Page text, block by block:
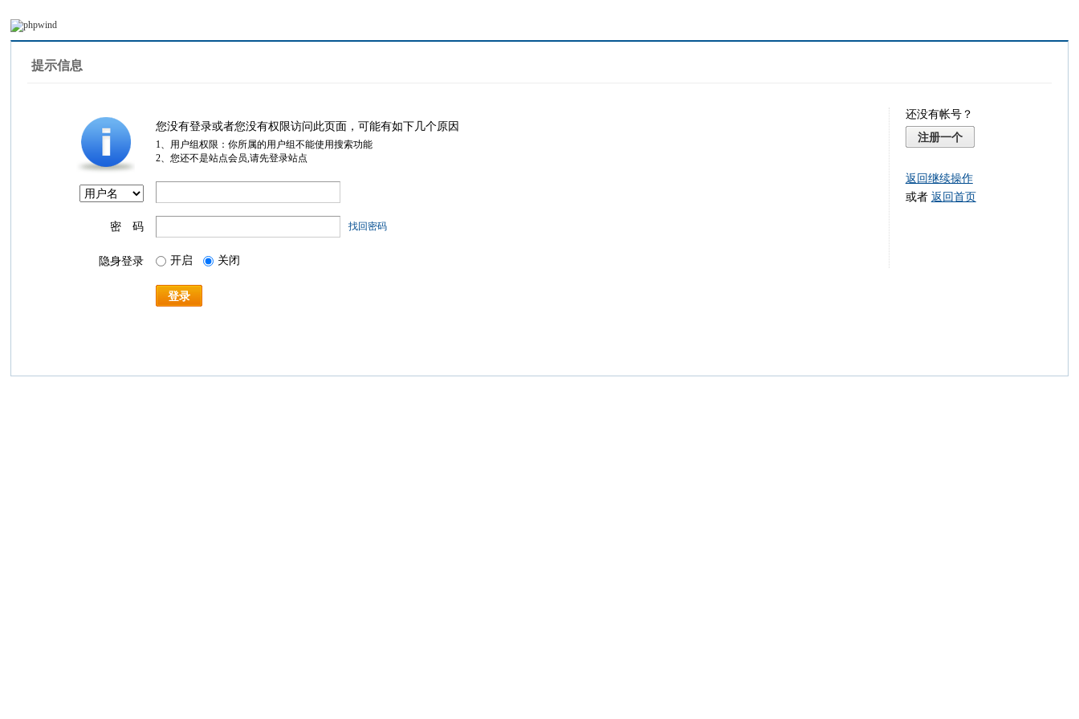
提示信息
您没有登录或者您没有权限访问此页面，可能有如下几个原因
1、用户组权限：你所属的用户组不能使用搜索功能
2、您还不是站点会员,请先登录站点
密 码 找回密码
隐身登录 开启 关闭
登录
还没有帐号？
注册一个
返回继续操作
或者 返回首页